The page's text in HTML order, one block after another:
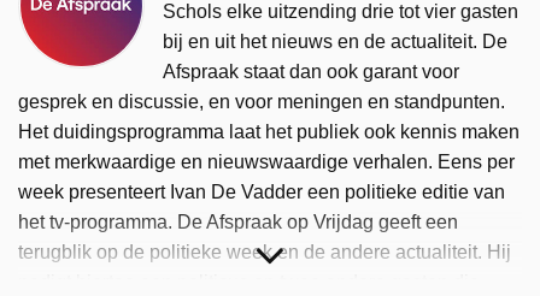
Schols elke uitzending drie tot vier gasten
bij en uit het nieuws en de actualiteit. De
Afspraak staat dan ook garant voor
gesprek en discussie, en voor meningen en standpunten.
Het duidingsprogramma laat het publiek ook kennis maken
met merkwaardige en nieuwswaardige verhalen. Eens per
week presenteert Ivan De Vadder een politieke editie van
het tv-programma. De Afspraak op Vrijdag geeft een
terugblik op de politieke week en de andere actualiteit. Hij